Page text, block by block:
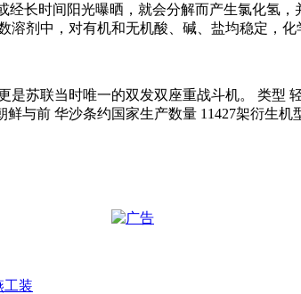
长时间阳光曝晒，就会分解而产生氯化氢
剂中，对有机和无机酸、碱、盐均稳定，化
苏联当时唯一的双发双座重战斗机。 类型
与前 华沙条约国家生产数量 11427架衍生机
工装